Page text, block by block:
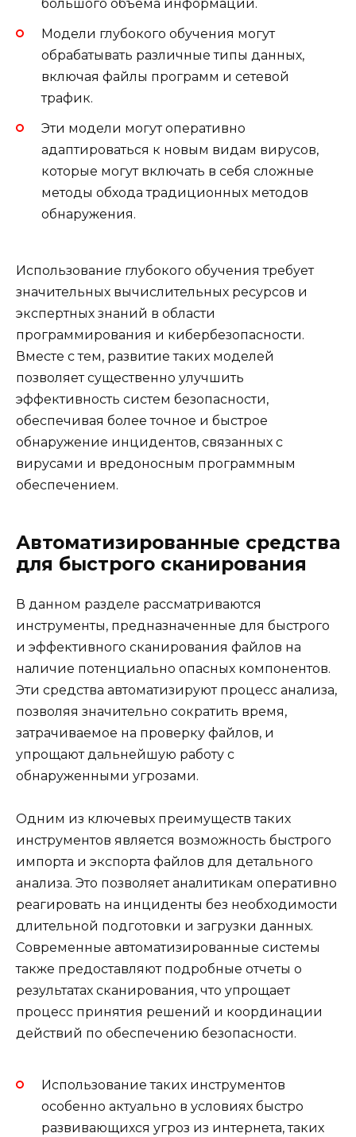
большого объема информации.
Модели глубокого обучения могут
обрабатывать различные типы данных,
включая файлы программ и сетевой
трафик.
Эти модели могут оперативно
адаптироваться к новым видам вирусов,
которые могут включать в себя сложные
методы обхода традиционных методов
обнаружения.
Использование глубокого обучения требует
значительных вычислительных ресурсов и
экспертных знаний в области
программирования и кибербезопасности.
Вместе с тем, развитие таких моделей
позволяет существенно улучшить
эффективность систем безопасности,
обеспечивая более точное и быстрое
обнаружение инцидентов, связанных с
вирусами и вредоносным программным
обеспечением.
Автоматизированные средства
для быстрого сканирования
В данном разделе рассматриваются
инструменты, предназначенные для быстрого
и эффективного сканирования файлов на
наличие потенциально опасных компонентов.
Эти средства автоматизируют процесс анализа,
позволяя значительно сократить время,
затрачиваемое на проверку файлов, и
упрощают дальнейшую работу с
обнаруженными угрозами.
Одним из ключевых преимуществ таких
инструментов является возможность быстрого
импорта и экспорта файлов для детального
анализа. Это позволяет аналитикам оперативно
реагировать на инциденты без необходимости
длительной подготовки и загрузки данных.
Современные автоматизированные системы
также предоставляют подробные отчеты о
результатах сканирования, что упрощает
процесс принятия решений и координации
действий по обеспечению безопасности.
Использование таких инструментов
особенно актуально в условиях быстро
развивающихся угроз из интернета, таких